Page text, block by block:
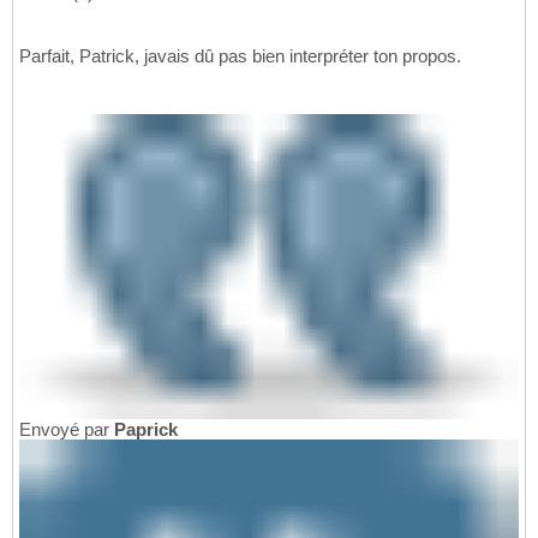
Parfait, Patrick, javais dû pas bien interpréter ton propos.
Envoyé par Paprick